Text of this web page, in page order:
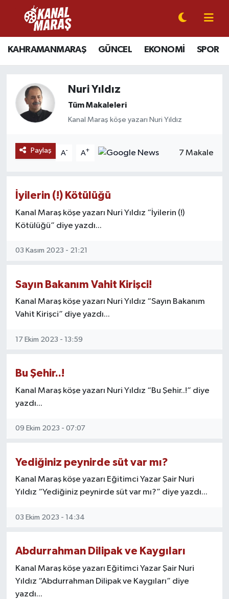
KAHRAMANMARAŞ GÜNCEL EKONOMİ SPOR
Nuri Yıldız
Tüm Makaleleri
Kanal Maraş köşe yazarı Nuri Yıldız
Paylaş A- A+ 7 Makale
İyilerin (!) Kötülüğü
Kanal Maraş köşe yazarı Nuri Yıldız “İyilerin (!)
Kötülüğü” diye yazdı...
03 Kasım 2023 - 21:21
Sayın Bakanım Vahit Kirişci!
Kanal Maraş köşe yazarı Nuri Yıldız “Sayın Bakanım
Vahit Kirişci” diye yazdı...
17 Ekim 2023 - 13:59
Bu Şehir..!
Kanal Maraş köşe yazarı Nuri Yıldız “Bu Şehir..!” diye
yazdı...
09 Ekim 2023 - 07:07
Yediğiniz peynirde süt var mı?
Kanal Maraş köşe yazarı Eğitimci Yazar Şair Nuri
Yıldız “Yediğiniz peynirde süt var mı?” diye yazdı...
03 Ekim 2023 - 14:34
Abdurrahman Dilipak ve Kaygıları
Kanal Maraş köşe yazarı Eğitimci Yazar Şair Nuri
Yıldız “Abdurrahman Dilipak ve Kaygıları” diye
yazdı...
CANLI YAYIN
KAHRAMANMARAŞ
GÜNCEL
SPOR
SİYASET
GÜNDEM
MAGAZİN
SAĞLIK
BÖLGE
DÜNYA
TREND
MEDYA
OTOMOTİV
TEKNOLOJİ
Kahramanmaraş Nöbetçi Eczaneler
Kahramanmaraş Hava Durumu
Kahramanmaraş Namaz Vakitleri
Kahramanmaraş Trafik Yoğunluk Haritası
Süper Lig Puan Durumu ve Fikstür
Son Dakika Haberleri
Haber Arşivi